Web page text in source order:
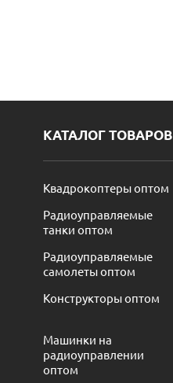
КАТАЛОГ ТОВАРОВ
Квадрокоптеры оптом
Радиоуправляемые
танки оптом
Радиоуправляемые
самолеты оптом
Конструкторы оптом
Машинки на
радиоуправлении
оптом